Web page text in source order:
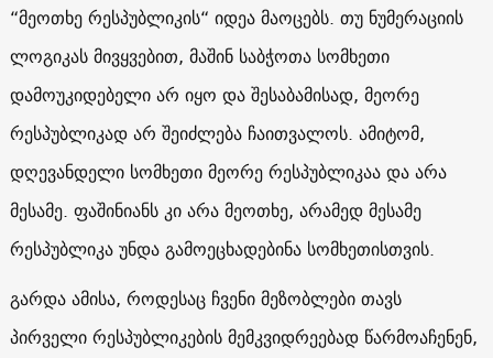
“მეოთხე რესპუბლიკის“ იდეა მაოცებს. თუ ნუმერაციის
ლოგიკას მივყვებით, მაშინ საბჭოთა სომხეთი
დამოუკიდებელი არ იყო და შესაბამისად, მეორე
რესპუბლიკად არ შეიძლება ჩაითვალოს. ამიტომ,
დღევანდელი სომხეთი მეორე რესპუბლიკაა და არა
მესამე. ფაშინიანს კი არა მეოთხე, არამედ მესამე
რესპუბლიკა უნდა გამოეცხადებინა სომხეთისთვის.
გარდა ამისა, როდესაც ჩვენი მეზობლები თავს
პირველი რესპუბლიკების მემკვიდრეებად წარმოაჩენენ,